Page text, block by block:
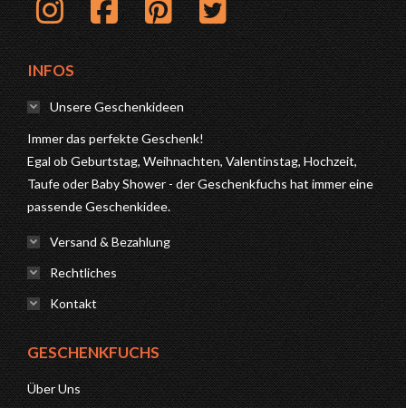
INFOS
Unsere Geschenkideen
Immer das perfekte Geschenk!
Egal ob Geburtstag, Weihnachten, Valentinstag, Hochzeit,
Taufe oder Baby Shower - der Geschenkfuchs hat immer eine
passende Geschenkidee.
Versand & Bezahlung
Rechtliches
Kontakt
GESCHENKFUCHS
Über Uns